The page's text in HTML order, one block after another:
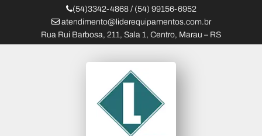
(54)3342-4868 / (54) 99156-6952
atendimento@liderequipamentos.com.br
Rua Rui Barbosa, 211, Sala 1, Centro, Marau – RS